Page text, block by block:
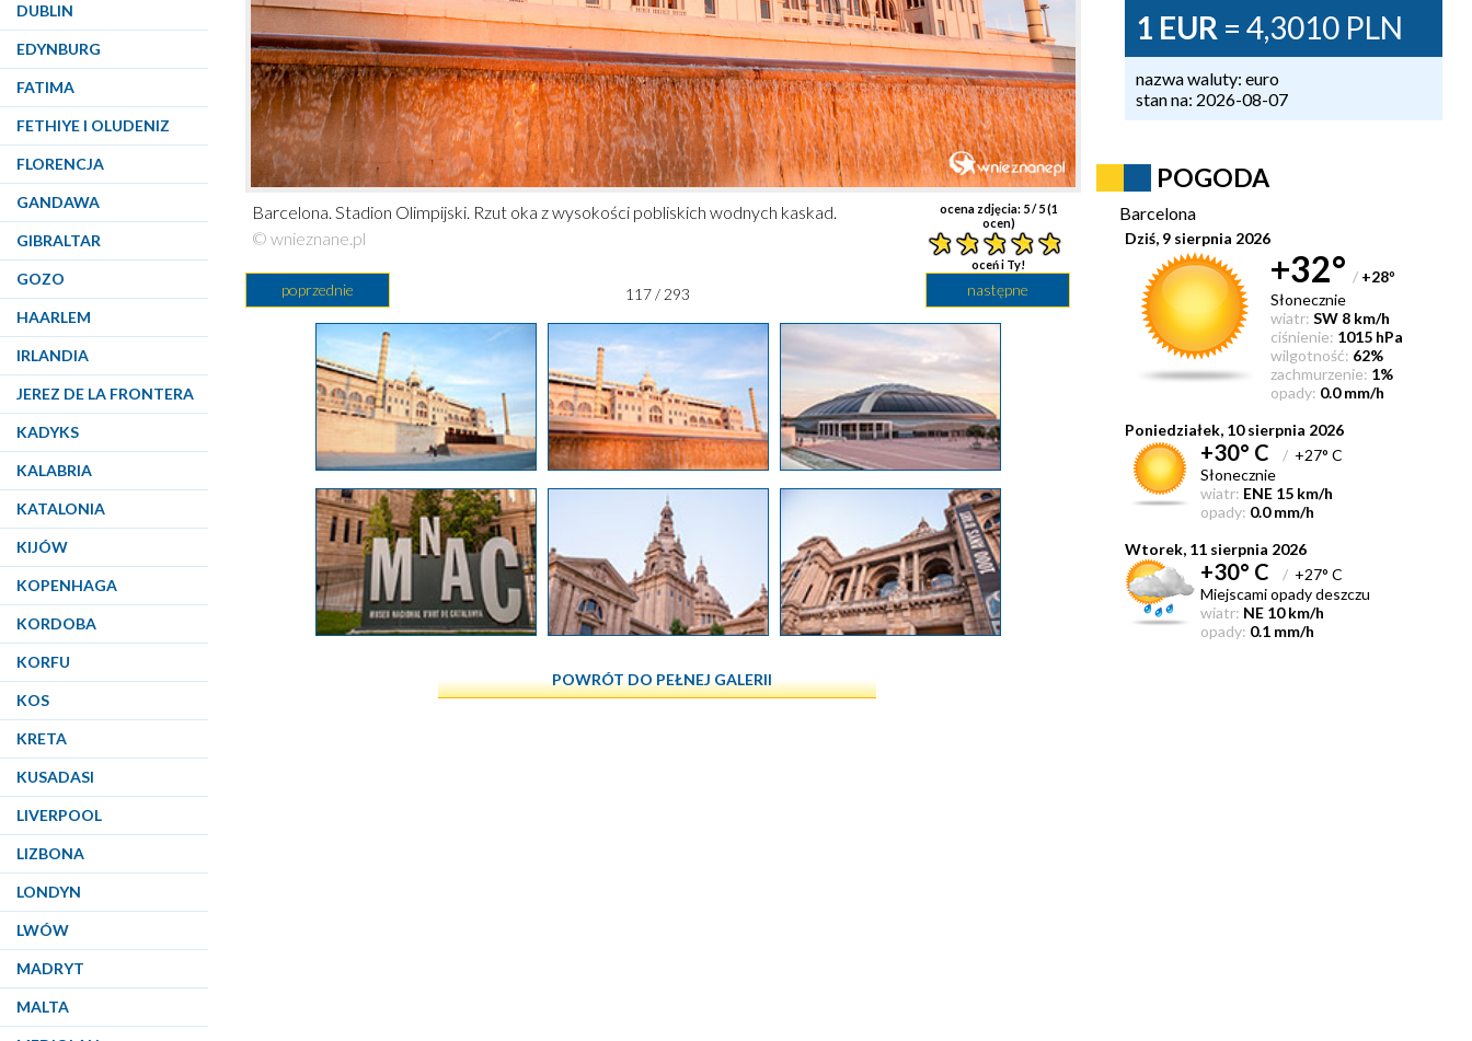
DUBLIN
EDYNBURG
FATIMA
FETHIYE I OLUDENIZ
FLORENCJA
GANDAWA
GIBRALTAR
GOZO
HAARLEM
IRLANDIA
JEREZ DE LA FRONTERA
KADYKS
KALABRIA
KATALONIA
KIJÓW
KOPENHAGA
KORDOBA
KORFU
KOS
KRETA
KUSADASI
LIVERPOOL
LIZBONA
LONDYN
LWÓW
MADRYT
MALTA
ocena zdjęcia: 5/ 5 (1
ocen)
oceń i Ty!
Barcelona. Stadion Olimpijski. Rzut oka z wysokości pobliskich wodnych kaskad.
© wnieznane.pl
poprzednie następne
117 / 293
POWRÓT DO PEŁNEJ GALERII
1 EUR = 4,3010 PLN
nazwa waluty: euro
stan na: 2026-08-07
POGODA
Barcelona
Dziś, 9 sierpnia 2026
+32° / +28°
Słonecznie
wiatr: SW 8 km/h
ciśnienie: 1015 hPa
wilgotność: 62%
zachmurzenie: 1%
opady: 0.0 mm/h
Poniedziałek, 10 sierpnia 2026
+30° C / +27° C
Słonecznie
wiatr: ENE 15 km/h
opady: 0.0 mm/h
Wtorek, 11 sierpnia 2026
+30° C / +27° C
Miejscami opady deszczu
wiatr: NE 10 km/h
opady: 0.1 mm/h